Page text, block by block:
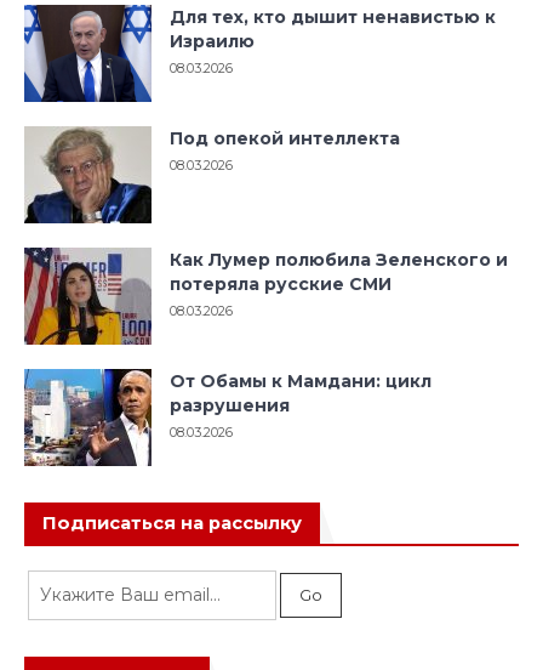
Для тех, кто дышит ненавистью к
Израилю
08.03.2026
Под опекой интеллекта
08.03.2026
Как Лумер полюбила Зеленского и
потеряла русские СМИ
08.03.2026
От Обамы к Мамдани: цикл
разрушения
08.03.2026
Подписаться на рассылку